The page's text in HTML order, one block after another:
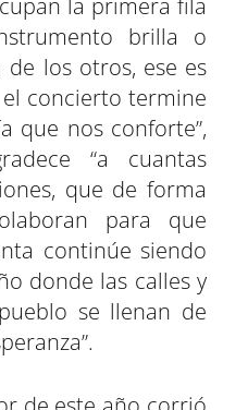
la primera fila
brilla o
los otros, ese es
concierto termine
que nos conforte”,
“a cuantas
que de forma
para que
continúe siendo
donde las calles y
se llenan de